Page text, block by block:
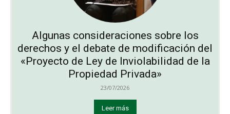
Algunas consideraciones sobre los
derechos y el debate de modificación del
«Proyecto de Ley de Inviolabilidad de la
Propiedad Privada»
23/07/2026
Leer más